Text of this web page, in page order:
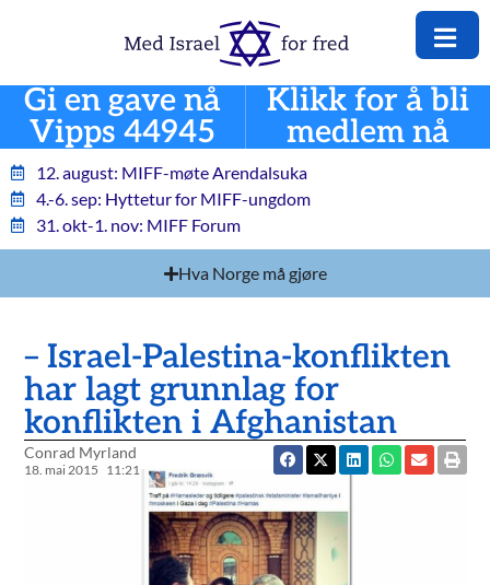
Gi en gave nå
Vipps 44945
Klikk for å bli
medlem nå
12. august: MIFF-møte Arendalsuka
4.-6. sep: Hyttetur for MIFF-ungdom
31. okt-1. nov: MIFF Forum
Hva Norge må gjøre
– Israel-Palestina-konflikten
har lagt grunnlag for
konflikten i Afghanistan
Conrad Myrland
18. mai 2015 11:21